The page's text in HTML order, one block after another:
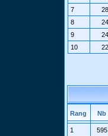
7
8
9
10
Rang Nb
1 595